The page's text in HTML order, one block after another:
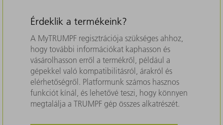
Érdeklik a termékeink?
A MyTRUMPF regisztrációja szükséges ahhoz,
hogy további információkat kaphasson és
vásárolhasson erről a termékről, például a
gépekkel való kompatibilitásról, árakról és
elérhetőségről. Platformunk számos hasznos
funkciót kínál, és lehetővé teszi, hogy könnyen
megtalálja a TRUMPF gép összes alkatrészét.